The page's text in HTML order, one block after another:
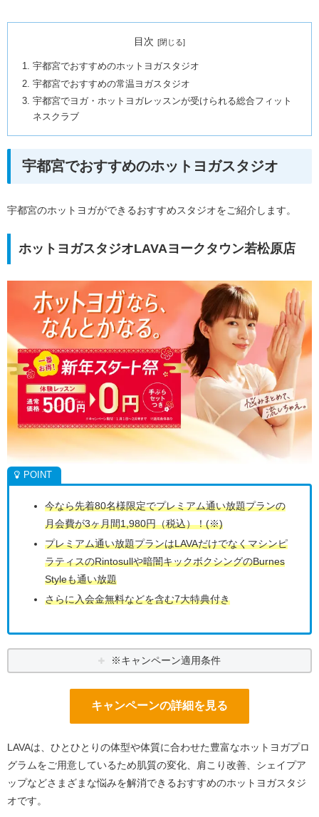
目次
宇都宮でおすすめのホットヨガスタジオ
宇都宮でおすすめの常温ヨガスタジオ
宇都宮でヨガ・ホットヨガレッスンが受けられる総合フィット
ネスクラブ
宇都宮でおすすめのホットヨガスタジオ
宇都宮のホットヨガができるおすすめスタジオをご紹介します。
ホットヨガスタジオLAVAヨークタウン若松原店
今なら先着80名様限定でプレミアム通い放題プランの
月会費が3ヶ月間1,980円（税込）！(※)
プレミアム通い放題プランはLAVAだけでなくマシンピ
ラティスのRintosullや暗闇キックボクシングのBurnes
Styleも通い放題
さらに入会金無料などを含む7大特典付き
※キャンペーン適用条件
キャンペーンの詳細を見る
LAVAは、ひとひとりの体型や体質に合わせた豊富なホットヨガプロ
グラムをご用意しているため肌質の変化、肩こり改善、シェイプア
ップなどさまざまな悩みを解消できるおすすめのホットヨガスタジ
オです。